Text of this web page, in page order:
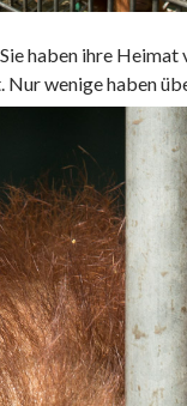
haben ihre Heimat
Nur wenige haben